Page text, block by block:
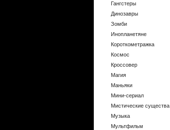
Гангстеры
Динозавры
Зомби
Инопланетяне
Короткометражка
Космос
Кроссовер
Магия
Маньяки
Мини-сериал
Мистические существа
Музыка
Мультфильм